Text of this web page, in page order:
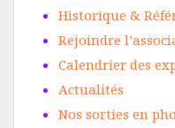
Historique &
Rejoindre
Calendrier des
Actualités
Nos sorties en